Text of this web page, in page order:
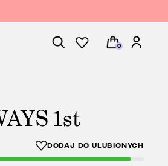
0
1st